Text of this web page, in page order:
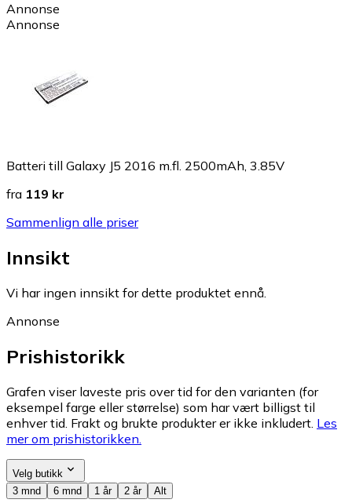
Annonse
Annonse
Batteri till Galaxy J5 2016 m.fl. 2500mAh, 3.85V
fra 119 kr
Sammenlign alle priser
Innsikt
Vi har ingen innsikt for dette produktet ennå.
Annonse
Prishistorikk
Grafen viser laveste pris over tid for den varianten (for
eksempel farge eller størrelse) som har vært billigst til
enhver tid. Frakt og brukte produkter er ikke inkludert. Les
mer om prishistorikken.
Velg butikk
3 mnd
6 mnd 1 år 2 år Alt